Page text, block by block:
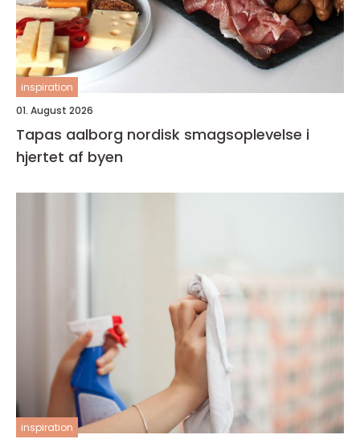
inspiration
01. August 2026
Tapas aalborg nordisk smagsoplevelse i
hjertet af byen
inspiration